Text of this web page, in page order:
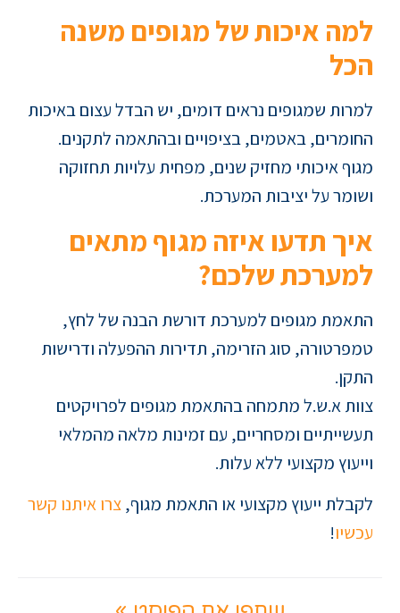
למה איכות של מגופים משנה
הכל
למרות שמגופים נראים דומים, יש הבדל עצום באיכות
החומרים, באטמים, בציפויים ובהתאמה לתקנים.
מגוף איכותי מחזיק שנים, מפחית עלויות תחזוקה
ושומר על יציבות המערכת.
איך תדעו איזה מגוף מתאים
למערכת שלכם?
התאמת מגופים למערכת דורשת הבנה של לחץ,
טמפרטורה, סוג הזרימה, תדירות ההפעלה ודרישות
התקן.
צוות א.ש.ל מתמחה בהתאמת מגופים לפרויקטים
תעשייתיים ומסחריים, עם זמינות מלאה מהמלאי
וייעוץ מקצועי ללא עלות.
לקבלת ייעוץ מקצועי או התאמת מגוף,צרו איתנו קשר
עכשיו!